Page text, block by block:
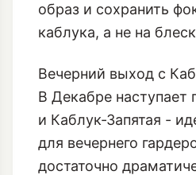
образ и сохранить
каблука, а не на
Вечерний выход с
В Декабре наступает
и Каблук-Запятая -
для вечернего
достаточно